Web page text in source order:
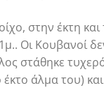
στην έκτη
Οι Κουβανοί
στάθηκε
άλμα του)